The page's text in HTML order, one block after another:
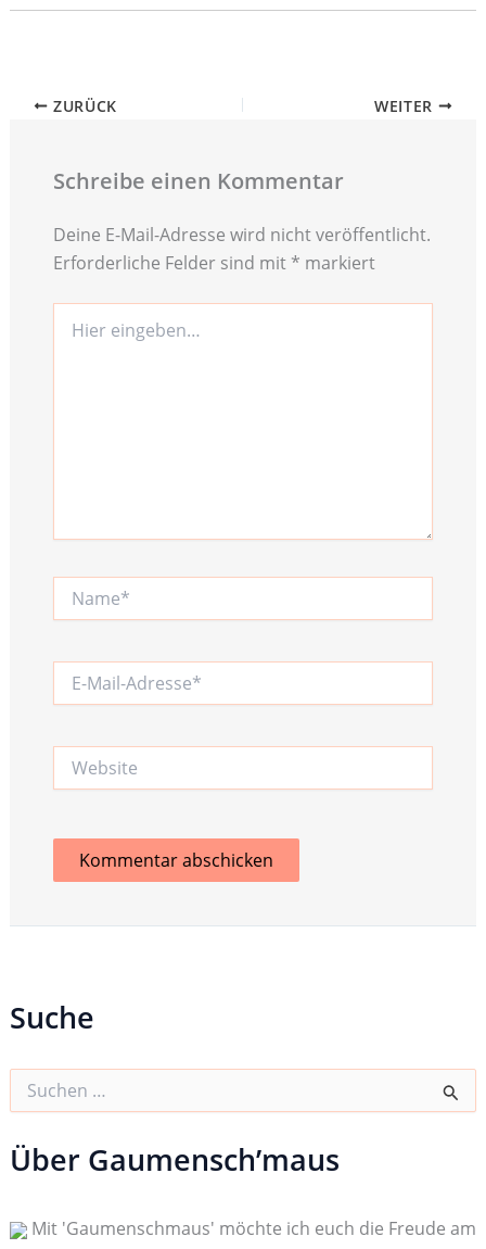
ZURÜCK WEITER
Schreibe einen Kommentar
Deine E-Mail-Adresse wird nicht veröffentlicht.
Erforderliche Felder sind mit * markiert
eingeben…
Mail-
Suche
h
e
a
Über Gaumensch’maus
Mit 'Gaumenschmaus' möchte ich euch die Freude am